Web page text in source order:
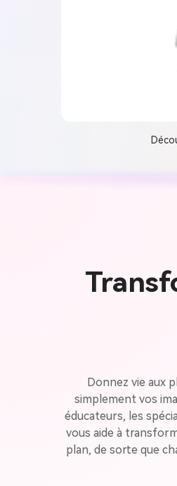
Donnez vie aux
simplement vos
éducateurs, les
vous aide à
plan, de sorte que